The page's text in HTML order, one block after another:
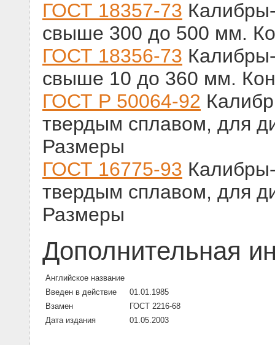
ГОСТ 18357-73
свыше 300 до 500 мм.
ГОСТ 18356-73
свыше 10 до 360 мм.
ГОСТ Р 50064-92
твердым сплавом, для
Размеры
ГОСТ 16775-93
твердым сплавом, для
Размеры
Дополнительная
Английское название
Введен в действие
01.01.1985
Взамен
ГОСТ 2216-68
Дата издания
01.05.2003